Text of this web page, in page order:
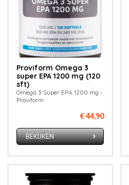
Proviform Omega 3
super EPA 1200 mg (120
sft)
Omega 3 Super EPA 1200 mg -
Proviform
€ 44,90
BEKIJKEN